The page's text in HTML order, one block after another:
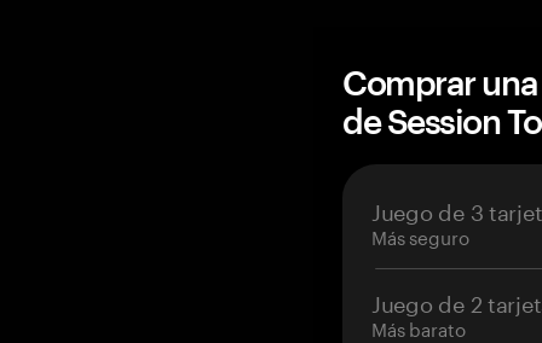
Comprar
de Session
Juego de 3
Más seguro
Juego de 2
Más barato